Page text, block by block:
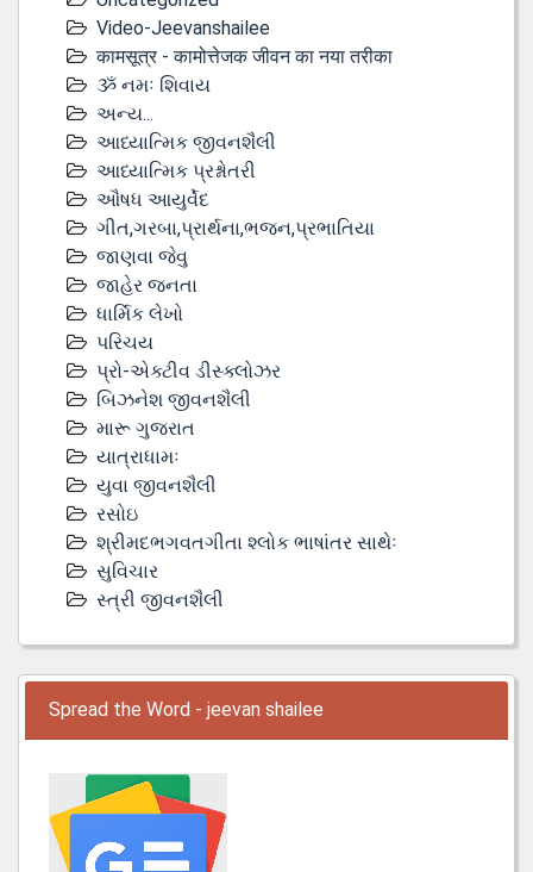
Video-Jeevanshailee
कामसूत्र - कामोत्तेजक जीवन का नया तरीका
ૐ નમઃ શિવાય
અન્ય...
આધ્યાત્મિક જીવનશૈલી
આધ્યાત્મિક પ્રશ્નોતરી
ઔષધ આયુર્વેદ
ગીત,ગરબા,પ્રાર્થના,ભજન,પ્રભાતિયા
જાણવા જેવુ
જાહેર જનતા
ધાર્મિક લેખો
પરિચય
પ્રો-એક્ટીવ ડીસ્‍ક્લોઝર
બિઝનેશ જીવનશૈલી
મારૂ ગુજરાત
યાત્રાધામઃ
યુવા જીવનશૈલી
રસોઇ
શ્રીમદભગવતગીતા શ્લોક ભાષાંતર સાથેઃ
સુવિચાર
સ્ત્રી જીવનશૈલી
Spread the Word - jeevan shailee